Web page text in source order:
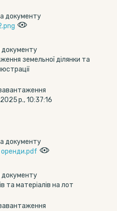
документу
документу
земельної ділянки та
р., 10:37:16
документу
оренди.pdf
документу
та матеріалів на лот